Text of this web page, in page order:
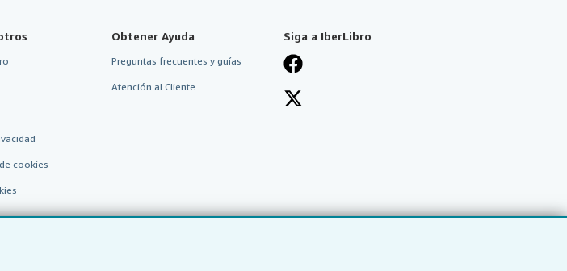
cookies
Obtener Ayuda
Preguntas frecuentes y guías
Atención al Cliente
Siga a IberLibro